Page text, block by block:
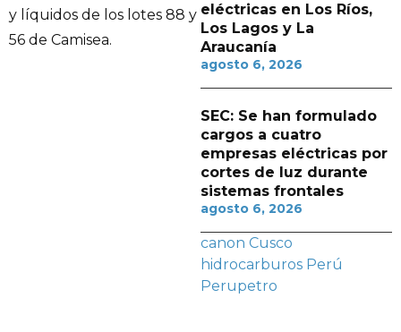
y líquidos de los lotes 88 y
56 de Camisea.
eléctricas en Los Ríos,
Los Lagos y La
Araucanía
agosto 6, 2026
SEC: Se han formulado
cargos a cuatro
empresas eléctricas por
cortes de luz durante
sistemas frontales
agosto 6, 2026
canon Cusco
hidrocarburos Perú
Perupetro